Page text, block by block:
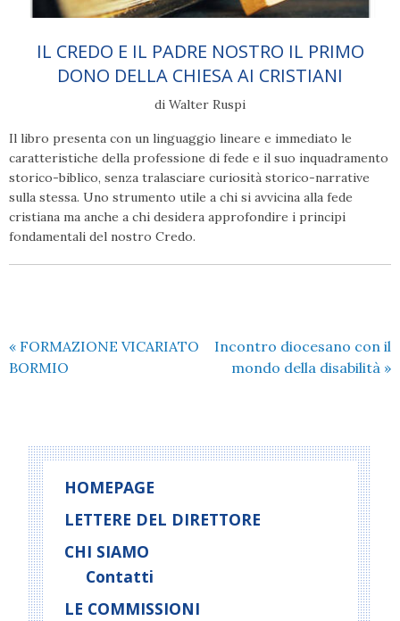
IL CREDO E IL PADRE NOSTRO IL PRIMO
DONO DELLA CHIESA AI CRISTIANI
di Walter Ruspi
Il libro presenta con un linguaggio lineare e immediato le
caratteristiche della professione di fede e il suo inquadramento
storico-biblico, senza tralasciare curiosità storico-narrative
sulla stessa. Uno strumento utile a chi si avvicina alla fede
cristiana ma anche a chi desidera approfondire i principi
fondamentali del nostro Credo.
« FORMAZIONE VICARIATO
BORMIO
Incontro diocesano con il
mondo della disabilità »
HOMEPAGE
LETTERE DEL DIRETTORE
CHI SIAMO
Contatti
LE COMMISSIONI